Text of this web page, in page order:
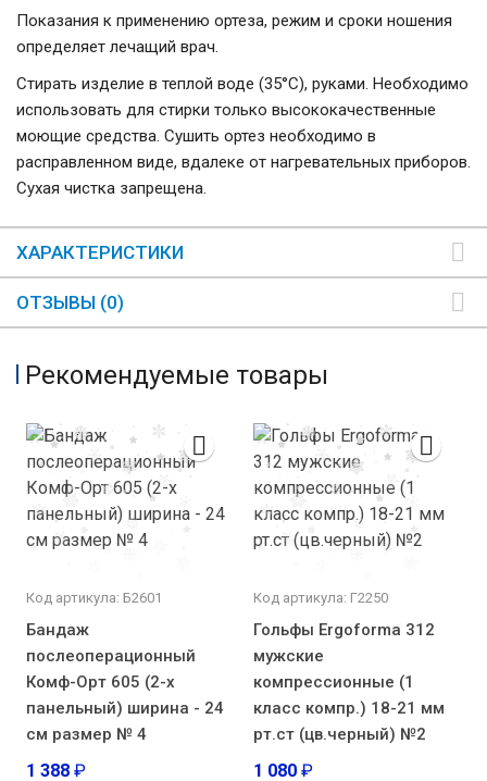
Показания к применению ортеза, режим и сроки ношения
определяет лечащий врач.
Стирать изделие в теплой воде (35°С), руками. Необходимо
использовать для стирки только высококачественные
моющие средства. Сушить ортез необходимо в
расправленном виде, вдалеке от нагревательных приборов.
Сухая чистка запрещена.
ХАРАКТЕРИСТИКИ
ОТЗЫВЫ (0)
Рекомендуемые товары
Код артикула: Б2601
Бандаж
послеоперационный
Комф-Орт 605 (2-х
панельный) ширина - 24
см размер № 4
1 388 ₽
Код артикула: Г2250
Гольфы Ergoforma 312
мужские
компрессионные (1
класс компр.) 18-21 мм
рт.ст (цв.черный) №2
1 080 ₽